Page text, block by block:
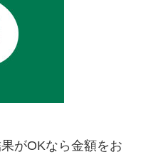
がOKなら金額をお